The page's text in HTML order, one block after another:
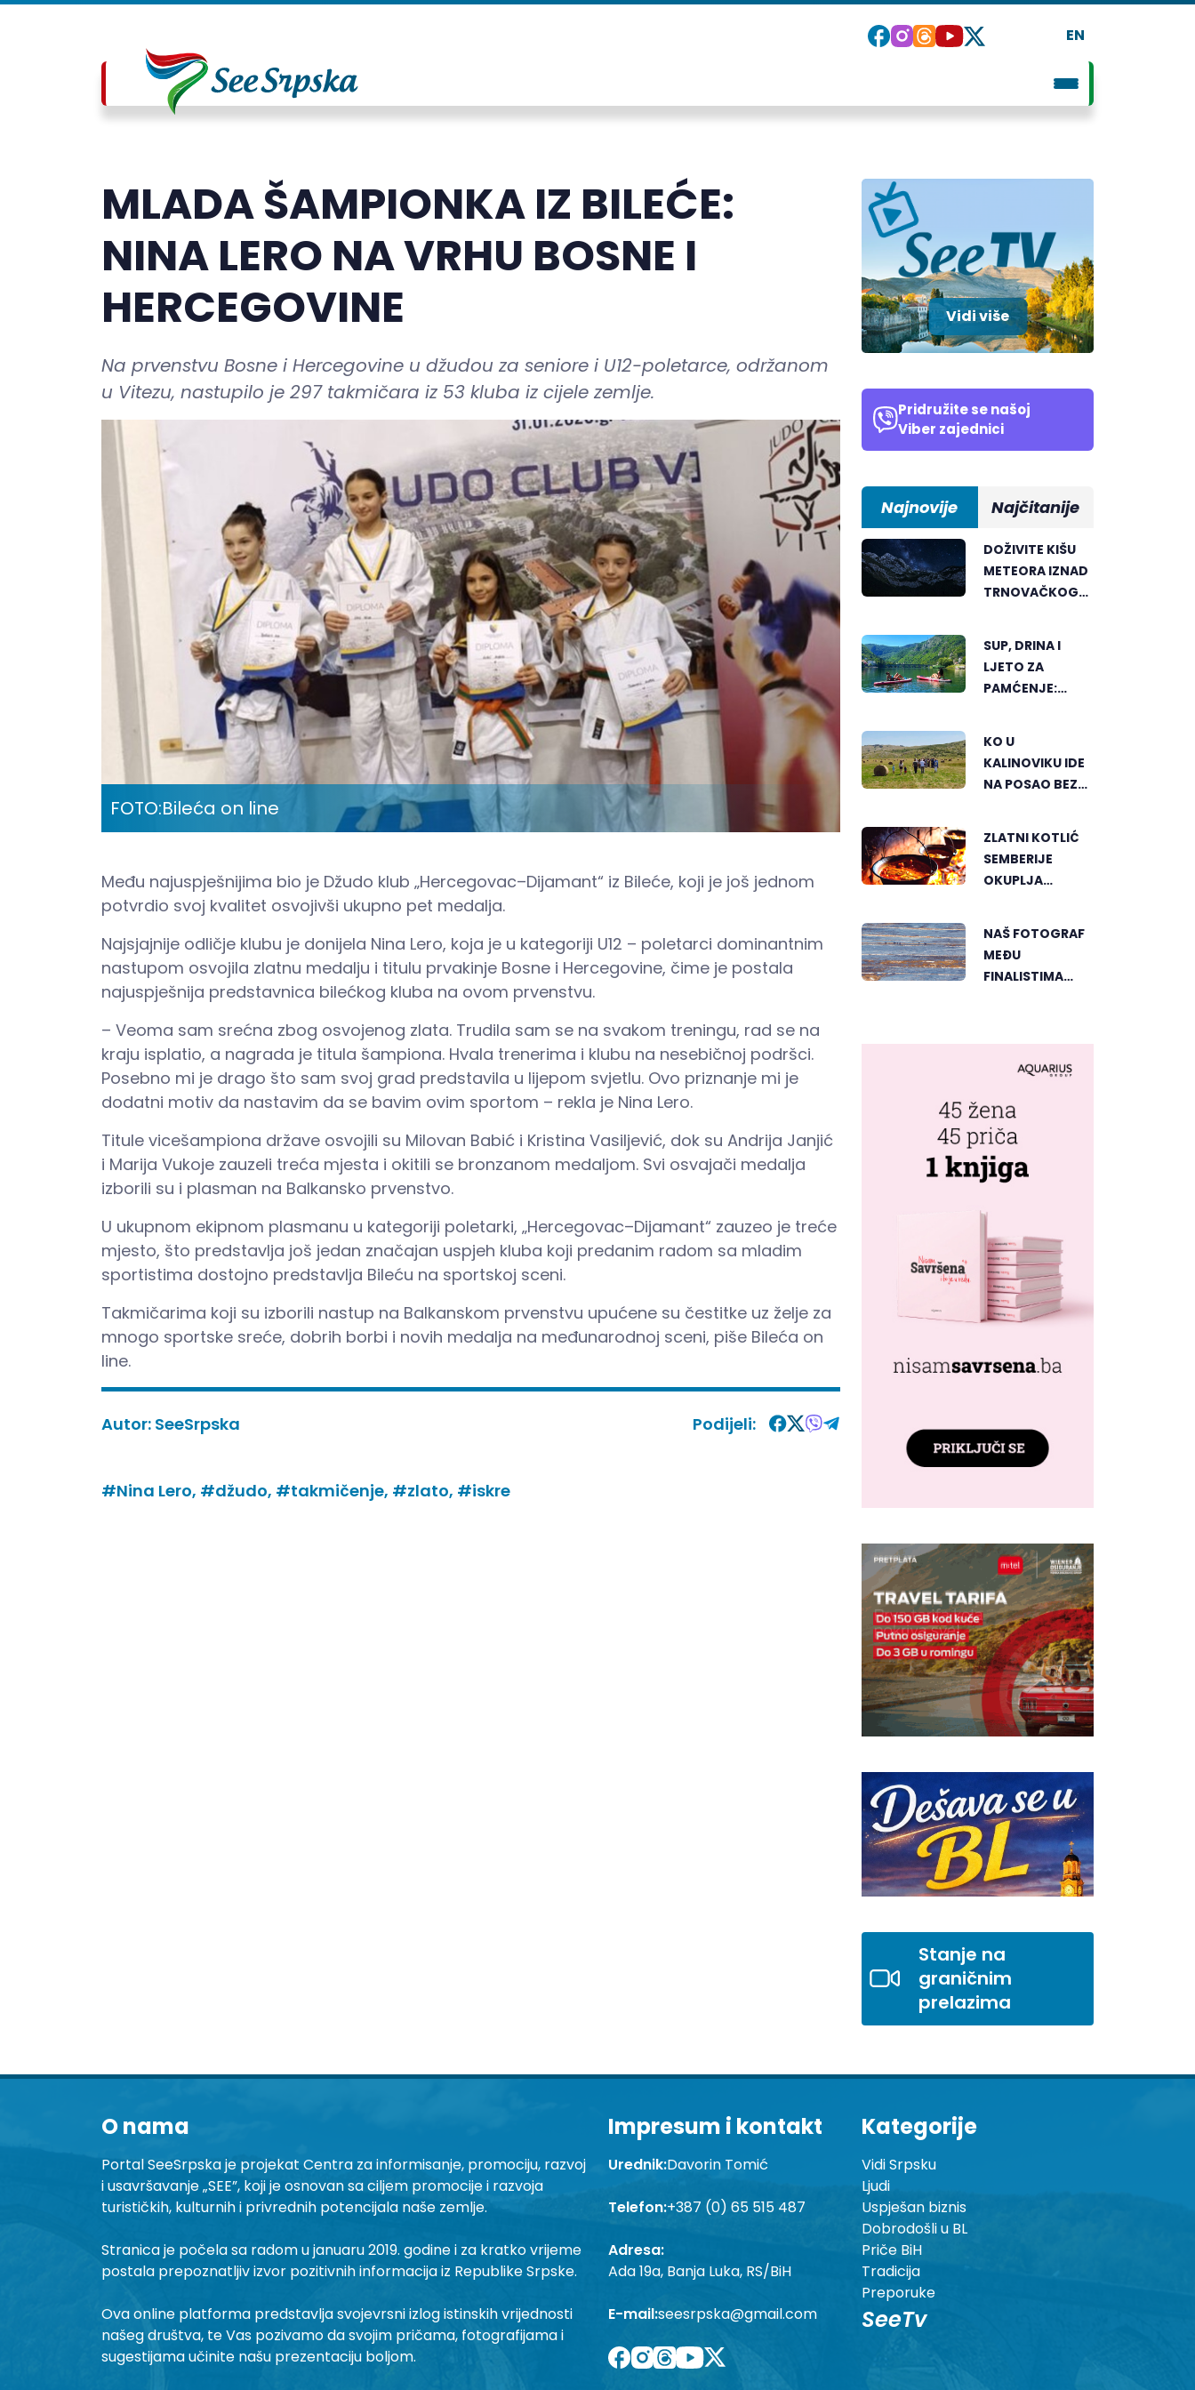
EN
MLADA ŠAMPIONKA IZ BILEĆE:
NINA LERO NA VRHU BOSNE I
HERCEGOVINE
Na prvenstvu Bosne i Hercegovine u džudou za seniore i U12-poletarce, održanom
u Vitezu, nastupilo je 297 takmičara iz 53 kluba iz cijele zemlje.
FOTO:Bileća on line
Među najuspješnijima bio je Džudo klub „Hercegovac–Dijamant“ iz Bileće, koji je još jednom
potvrdio svoj kvalitet osvojivši ukupno pet medalja.
Najsjajnije odličje klubu je donijela Nina Lero, koja je u kategoriji U12 – poletarci dominantnim
nastupom osvojila zlatnu medalju i titulu prvakinje Bosne i Hercegovine, čime je postala
najuspješnija predstavnica bilećkog kluba na ovom prvenstvu.
– Veoma sam srećna zbog osvojenog zlata. Trudila sam se na svakom treningu, rad se na
kraju isplatio, a nagrada je titula šampiona. Hvala trenerima i klubu na nesebičnoj podršci.
Posebno mi je drago što sam svoj grad predstavila u lijepom svjetlu. Ovo priznanje mi je
dodatni motiv da nastavim da se bavim ovim sportom – rekla je Nina Lero.
Titule vicešampiona države osvojili su Milovan Babić i Kristina Vasiljević, dok su Andrija Janjić
i Marija Vukoje zauzeli treća mjesta i okitili se bronzanom medaljom. Svi osvajači medalja
izborili su i plasman na Balkansko prvenstvo.
U ukupnom ekipnom plasmanu u kategoriji poletarki, „Hercegovac–Dijamant“ zauzeo je treće
mjesto, što predstavlja još jedan značajan uspjeh kluba koji predanim radom sa mladim
sportistima dostojno predstavlja Bileću na sportskoj sceni.
Takmičarima koji su izborili nastup na Balkanskom prvenstvu upućene su čestitke uz želje za
mnogo sportske sreće, dobrih borbi i novih medalja na međunarodnoj sceni, piše Bileća on
line.
Autor: SeeSrpska Podijeli:
#Nina Lero, #džudo, #takmičenje, #zlato, #iskre
Vidi više
Pridružite se našoj
Viber zajednici
Najnovije Najčitanije
DOŽIVITE KIŠU
METEORA IZNAD
TRNOVAČKOG
SUP, DRINA I
LJETO ZA
PAMĆENJE:
VIŠEGRADA
KO U
KALINOVIKU IDE
NA POSAO BEZ
ZLATNI KOTLIĆ
SEMBERIJE
OKUPLJA
RIBLJEG
PAPRIKAŠA U
DVOROVIMA
NAŠ FOTOGRAF
MEĐU
FINALISTIMA
PHOTOGRAPHY"
FESTIVALA U
MONGOLIJI
Stanje na
graničnim
prelazima
O nama
Portal SeeSrpska je projekat Centra za informisanje, promociju, razvoj
i usavršavanje „SEE”, koji je osnovan sa ciljem promocije i razvoja
turističkih, kulturnih i privrednih potencijala naše zemlje.
Stranica je počela sa radom u januaru 2019. godine i za kratko vrijeme
postala prepoznatljiv izvor pozitivnih informacija iz Republike Srpske.
Ova online platforma predstavlja svojevrsni izlog istinskih vrijednosti
našeg društva, te Vas pozivamo da svojim pričama, fotografijama i
sugestijama učinite našu prezentaciju boljom.
Impresum i kontakt
Urednik:Davorin Tomić
Telefon:+387 (0) 65 515 487
Adresa:
Ada 19a, Banja Luka, RS/BiH
E-mail:seesrpska@gmail.com
Kategorije
Vidi Srpsku
Ljudi
Uspješan biznis
Dobrodošli u BL
Priče BiH
Tradicija
Preporuke
SeeTv